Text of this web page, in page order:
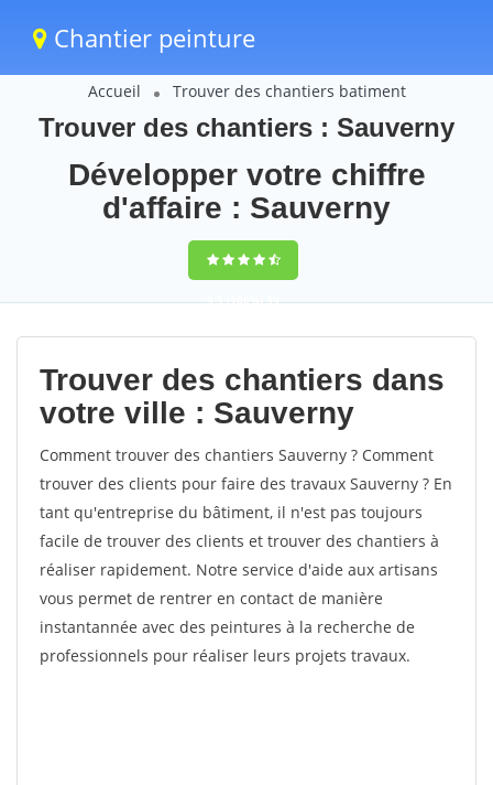
Chantier peinture
Accueil Trouver des chantiers batiment
Trouver des chantiers : Sauverny
Développer votre chiffre
d'affaire : Sauverny
9,5(100%)59
votes
Trouver des chantiers dans
votre ville : Sauverny
Comment trouver des chantiers Sauverny ? Comment
trouver des clients pour faire des travaux Sauverny ? En
tant qu'entreprise du bâtiment, il n'est pas toujours
facile de trouver des clients et trouver des chantiers à
réaliser rapidement. Notre service d'aide aux artisans
vous permet de rentrer en contact de manière
instantannée avec des peintures à la recherche de
professionnels pour réaliser leurs projets travaux.